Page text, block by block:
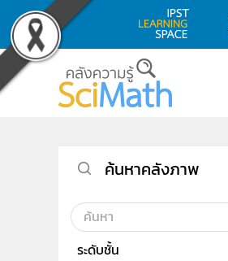
Skip to main content
ค้นหาคลังภาพ
ระดับชั้น